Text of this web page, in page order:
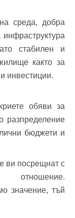
среда, добра
инфраструктура
стабилен и
както за
инвестиции.
обяви за
разпределение
бюджети и
ви посрещнат с
отношение.
значение, тъй